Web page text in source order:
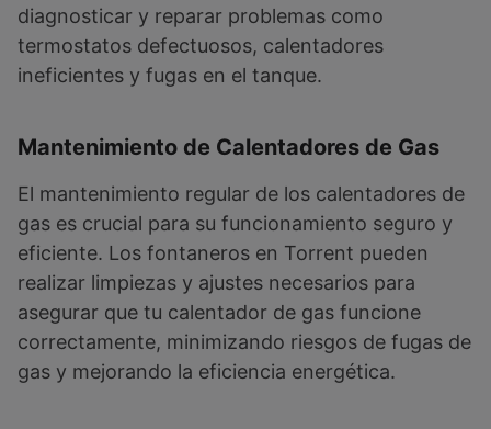
diagnosticar y reparar problemas como
termostatos defectuosos, calentadores
ineficientes y fugas en el tanque.
Mantenimiento de Calentadores de Gas
El mantenimiento regular de los calentadores de
gas es crucial para su funcionamiento seguro y
eficiente. Los fontaneros en Torrent pueden
realizar limpiezas y ajustes necesarios para
asegurar que tu calentador de gas funcione
correctamente, minimizando riesgos de fugas de
gas y mejorando la eficiencia energética.